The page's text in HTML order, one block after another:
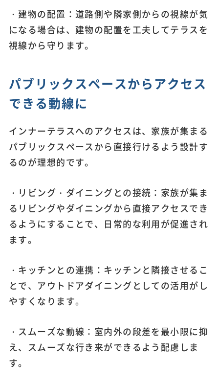
・建物の配置：道路側や隣家側からの視線が気
になる場合は、建物の配置を工夫してテラスを
視線から守ります。
パブリックスペースからアクセス
できる動線に
インナーテラスへのアクセスは、家族が集まる
パブリックスペースから直接行けるよう設計す
るのが理想的です。
・リビング・ダイニングとの接続：家族が集ま
るリビングやダイニングから直接アクセスでき
るようにすることで、日常的な利用が促進され
ます。
・キッチンとの連携：キッチンと隣接させるこ
とで、アウトドアダイニングとしての活用がし
やすくなります。
・スムーズな動線：室内外の段差を最小限に抑
え、スムーズな行き来ができるよう配慮しま
す。